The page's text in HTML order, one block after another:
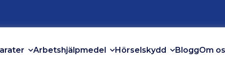
Arbetshjälpmedel Hörselskydd BloggOm